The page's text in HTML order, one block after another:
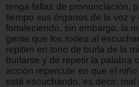
tenga fallas de pronunciación,
tiempo sus órganos de la voz
fortaleciendo, sin embargo, la
gente que los rodea al
repiten en tono de burla de la
burlarse y de repetir la palabra
acción repercute en que el
está escuchando, es decir: mal